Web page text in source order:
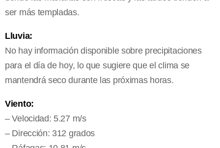
ser más templadas.
Lluvia:
No hay información disponible sobre precipitaciones
para el día de hoy, lo que sugiere que el clima se
mantendrá seco durante las próximas horas.
Viento:
– Velocidad: 5.27 m/s
– Dirección: 312 grados